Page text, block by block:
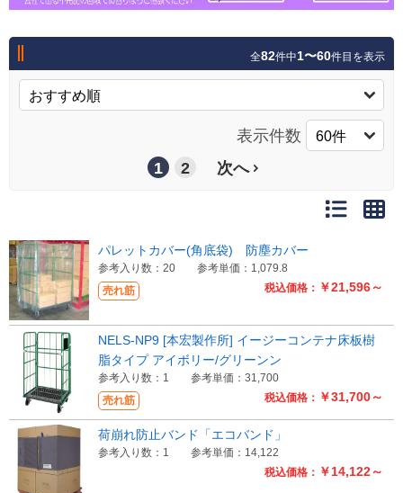
全82件中1〜60件目を表示
表示件数
1
2 次へ
売れ筋 税込価格： ￥21,596～
パレットカバー(角底袋) 防塵カバー
参考入り数：20 参考単価：1,079.8
売れ筋 税込価格： ￥31,700～
NELS-NP9 [本宏製作所] イージーコンテナ床板樹
脂タイプ アイボリー/グリーンン
参考入り数：1 参考単価：31,700
税込価格： ￥14,122～
荷崩れ防止バンド「エコバンド」
参考入り数：1 参考単価：14,122